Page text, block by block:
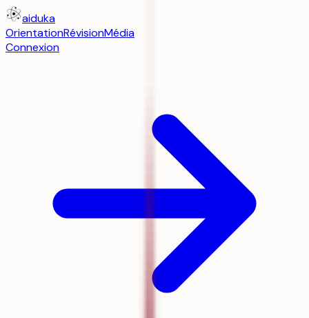
aiduka
OrientationRévisionMédia
Connexion